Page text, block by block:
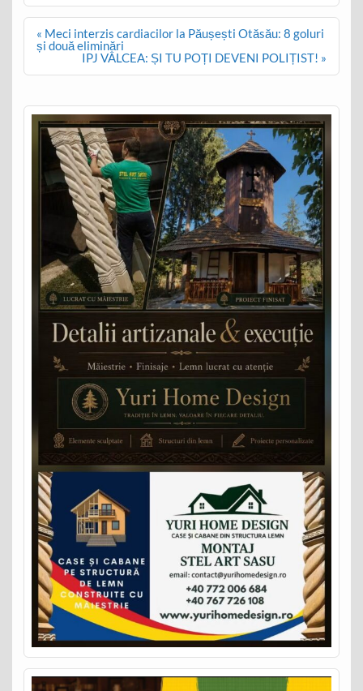
Post
navigation
« Meci interzis cardiacilor la Păușești Otăsău: 8 goluri
și două eliminări
IPJ VÂLCEA: ȘI TU POȚI DEVENI POLIȚIST! »